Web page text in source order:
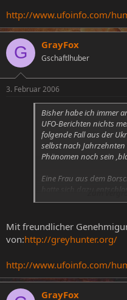
http://www.ufoinfo.com/
G GrayFox
Gschaftlhuber
3. Februar 2006
Bisher habe ich immer
UFO-Berichten nichts
folgende Fall aus der
selbst nach
Phänomen noch sein
Eine Frau aus dem
hatte sich dazu
und in die Prostitution
stand also auf der
‚Interessent’ vor ihr
nicht ihren üblichen
Freier in Spe geriet in
einem epileptischen
Mit freundlicher
von:http://greyhunter.org/
http://www.ufoinfo.com/
GrayFox